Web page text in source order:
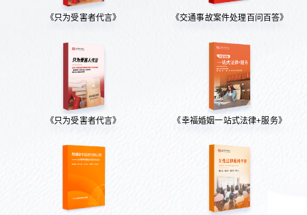
《只为受害者代言》 《交通事故案件处理百问百答》
《只为受害者代言》 《幸福婚姻一站式法律+服务》